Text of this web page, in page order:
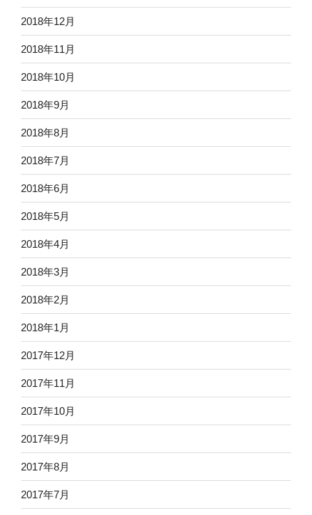
2018年12月
2018年11月
2018年10月
2018年9月
2018年8月
2018年7月
2018年6月
2018年5月
2018年4月
2018年3月
2018年2月
2018年1月
2017年12月
2017年11月
2017年10月
2017年9月
2017年8月
2017年7月